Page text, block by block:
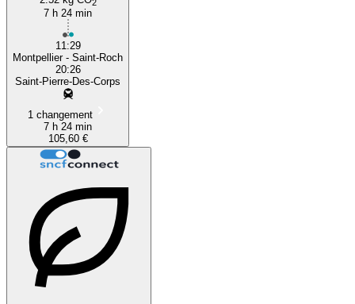
2
7 h 24 min
11:29
Montpellier - Saint-Roch
20:26
Saint-Pierre-Des-Corps
1 changement
7 h 24 min
105,60 €